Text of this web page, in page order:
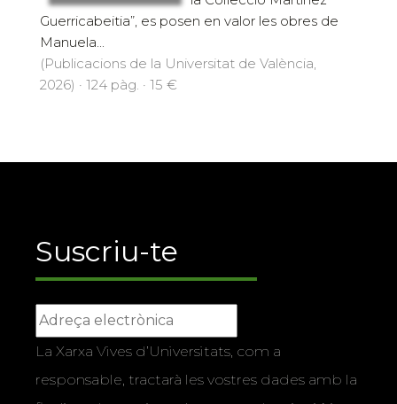
Guerricabeitia”, es posen en valor les obres de
Manuela...
(Publicacions de la Universitat de València,
2026) · 124 pàg. · 15 €
Suscriu-te
La Xarxa Vives d’Universitats, com a
responsable, tractarà les vostres dades amb la